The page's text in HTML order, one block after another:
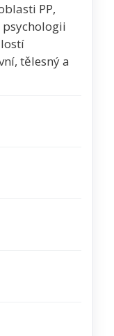
PP,
tělesný a